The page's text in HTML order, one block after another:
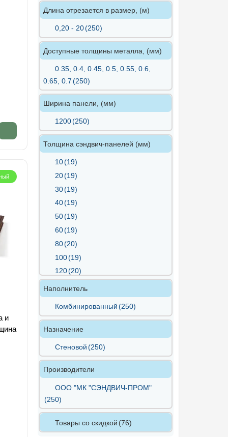
и
Длина отрезается в размер, (м)
0,20 - 20(250)
Доступные толщины металла, (мм)
0.35, 0.4, 0.45, 0.5, 0.55, 0.6,
0.65, 0.7(250)
Ширина панели, (мм)
1200(250)
Толщина сэндвич-панелей (мм)
10(19)
20(19)
30(19)
40(19)
50(19)
60(19)
80(20)
100(19)
120(20)
175(19)
Наполнитель
Комбинированный(250)
Назначение
Стеновой(250)
Производители
ООО "МК "СЭНДВИЧ-ПРОМ"
(250)
Товары со скидкой (76)